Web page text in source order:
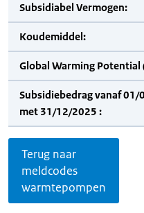
Subsidiabel Vermogen:
Koudemiddel:
Global Warming Potential
Subsidiebedrag vanaf
met 31/12/2025 :
Terug naar
meldcodes
warmtepompen